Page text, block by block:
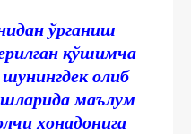
ўрганиш
қўшимча
олиб
маълум
хонадонига